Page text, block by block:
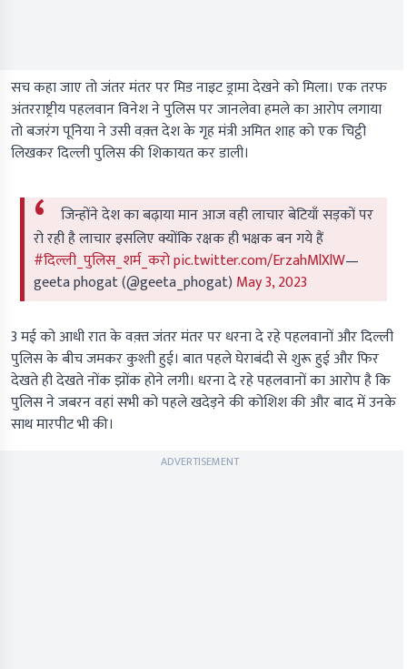
सच कहा जाए तो जंतर मंतर पर मिड नाइट ड्रामा देखने को मिला। एक तरफ
अंतरराष्ट्रीय पहलवान विनेश ने पुलिस पर जानलेवा हमले का आरोप लगाया
तो बजरंग पूनिया ने उसी वक़्त देश के गृह मंत्री अमित शाह को एक चिट्ठी
लिखकर दिल्ली पुलिस की शिकायत कर डाली।
जिन्होंने देश का बढ़ाया मान आज वही लाचार बेटियाँ सड़कों पर
रो रही है लाचार इसलिए क्योंकि रक्षक ही भक्षक बन गये हैं
#दिल्ली_पुलिस_शर्म_करोpic.twitter.com/ErzahMlXlW—
geeta phogat (@geeta_phogat) May 3, 2023
3 मई को आधी रात के वक़्त जंतर मंतर पर धरना दे रहे पहलवानों और दिल्ली
पुलिस के बीच जमकर कुश्ती हुई। बात पहले घेराबंदी से शुरू हुई और फिर
देखते ही देखते नोंक झोंक होने लगी। धरना दे रहे पहलवानों का आरोप है कि
पुलिस ने जबरन वहां सभी को पहले खदेड़ने की कोशिश की और बाद में उनके
साथ मारपीट भी की।
ADVERTISEMENT